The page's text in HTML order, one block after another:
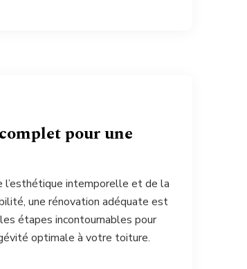
pour une
l’esthétique intemporelle et de la
une rénovation adéquate est
étapes incontournables pour
optimale à votre toiture.